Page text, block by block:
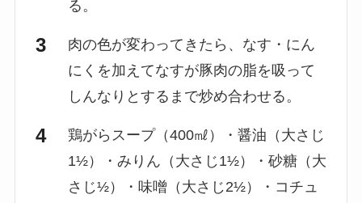
る。
肉の色が変わってきたら、なす・にん
にくを加えてなすが豚肉の脂を吸って
しんなりとするまで炒め合わせる。
鶏がらスープ（400㎖）・醤油（大さじ
1½）・みりん（大さじ1½）・砂糖（大
さじ½）・味噌（大さじ2½）・コチュ